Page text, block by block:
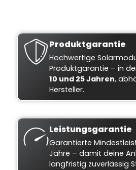
Produktgarantie
Hochwertige
Produktgarantie – in
10 und 25 Jahren,
Hersteller.
Leistungsgarantie
Garantierte
Jahre – damit deine
langfristig zuverlässig